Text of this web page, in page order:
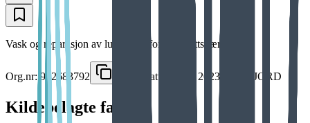
Vask og reparasjon av luseskjørt for oppdrettsnæringen.
Org.nr: 932683792 ansatte 2023 ØKSFJORD
Kildebelagte fakta